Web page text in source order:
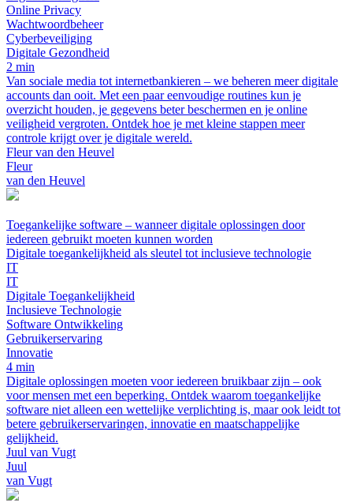
Online Privacy
Wachtwoordbeheer
Cyberbeveiliging
Digitale Gezondheid
2 min
Van sociale media tot internetbankieren – we beheren meer digitale
accounts dan ooit. Met een paar eenvoudige routines kun je
overzicht houden, je gegevens beter beschermen en je online
veiligheid vergroten. Ontdek hoe je met kleine stappen meer
controle krijgt over je digitale wereld.
Fleur van den Heuvel
Fleur
van den Heuvel
Toegankelijke software – wanneer digitale oplossingen door
iedereen gebruikt moeten kunnen worden
Digitale toegankelijkheid als sleutel tot inclusieve technologie
IT
IT
Digitale Toegankelijkheid
Inclusieve Technologie
Software Ontwikkeling
Gebruikerservaring
Innovatie
4 min
Digitale oplossingen moeten voor iedereen bruikbaar zijn – ook
voor mensen met een beperking. Ontdek waarom toegankelijke
software niet alleen een wettelijke verplichting is, maar ook leidt tot
betere gebruikerservaringen, innovatie en maatschappelijke
gelijkheid.
Juul van Vugt
Juul
van Vugt